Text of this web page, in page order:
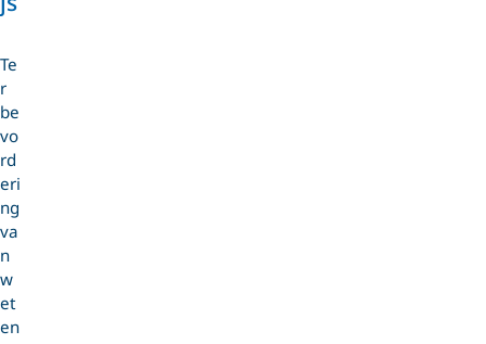
Te
r
be
vo
rd
eri
ng
va
n
w
et
en